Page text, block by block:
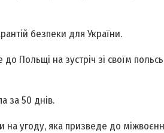
безпеки для України.
до Польщі на зустріч зі своїм
за 50 днів.
на угоду, яка призведе до